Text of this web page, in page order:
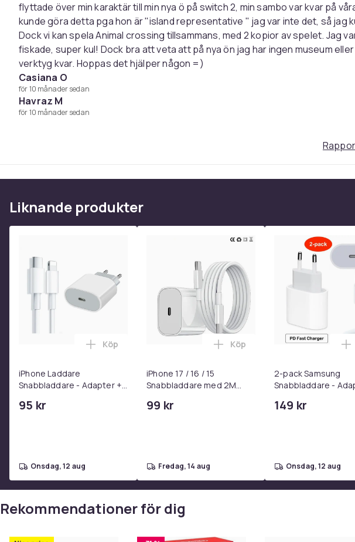
flyttade över min karaktär till min nya ö på switch 2, min sambo var kvar på
kunde göra detta pga hon är "island representative " jag var inte det, så jag
Dock vi kan spela Animal crossing tillsammans, med 2 kopior av spelet. Jag
fiskade, super kul! Dock bra att veta att på nya ön jag har ingen museum
verktyg kvar. Hoppas det hjälper någon =)
Casiana O
för 10 månader sedan
Havraz M
för 10 månader sedan
Liknande produkter
iPhone Laddare
Snabbladdare - Adapter +
C 2m
95 kr
Lägg till iPhone Laddare Snabbladdare - Adapter + Kabel
Köp
onsdag, 12 aug
iPhone 17 / 16 / 15
Snabbladdare med 2M
99 kr
Lägg till iPhone 17 / 16 / 15
Köp
fredag, 14 aug
2-pack Samsung
Snabbladdare -
149 kr
onsdag, 12 aug
Rekommendationer för dig